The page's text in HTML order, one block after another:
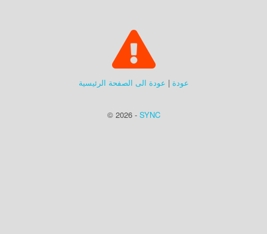
عودة | عودة الى الصفحة الرئيسية
© 2026 - SYNC